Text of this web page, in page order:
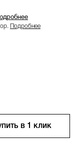
Подробнее
в 1 клик